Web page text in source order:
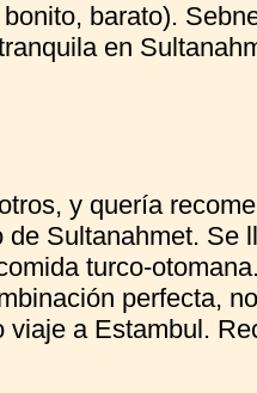
barato).
en
y quería
Sultanahmet. Se
turco-
perfecta,
viaje a Estambul.